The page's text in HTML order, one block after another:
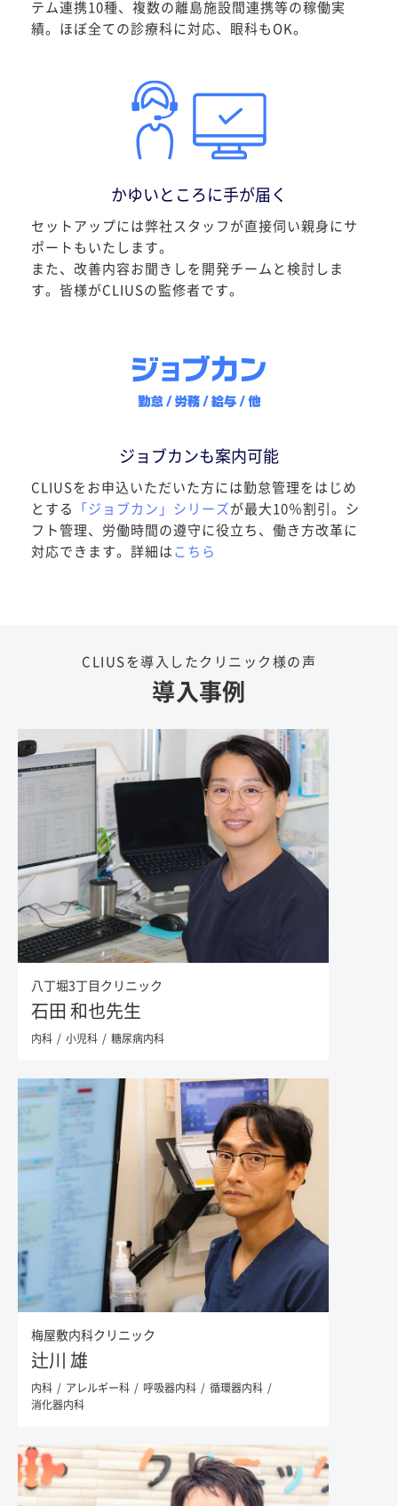
テム連携10種、複数の離島施設間連携等の稼働実
績。ほぼ全ての診療科に対応、眼科もOK。
かゆいところに手が届く
セットアップには弊社スタッフが直接伺い親身にサ
ポートもいたします。
また、改善内容お聞きしを開発チームと検討しま
す。皆様がCLIUSの監修者です。
ジョブカンも案内可能
CLIUSをお申込いただいた方には勤怠管理をはじめ
とする
「ジョブカン」シリーズ が最大10％割引。シ
フト管理、労働時間の遵守に役立ち、働き方改革に
対応できます。詳細は こちら
CLIUSを導入したクリニック様の声
導入事例
八丁堀3丁目クリニック
石田 和也先生
内科 小児科 糖尿病内科
梅屋敷内科クリニック
辻川 雄
内科 アレルギー科 呼吸器内科
循環器内科
消化器内科